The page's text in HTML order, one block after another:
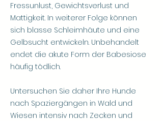
Fressunlust, Gewichtsverlust und
Mattigkeit. In weiterer Folge können
sich blasse Schleimhäute und eine
Gelbsucht entwickeln. Unbehandelt
endet die akute Form der Babesiose
häufig tödlich.
Untersuchen Sie daher Ihre Hunde
nach Spaziergängen in Wald und
Wiesen intensiv nach Zecken und